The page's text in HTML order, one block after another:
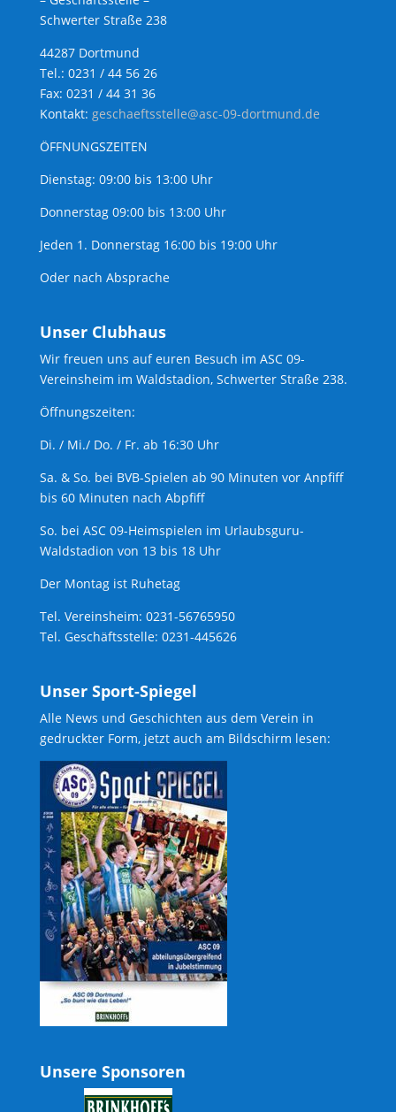
Schwerter Straße 238
44287 Dortmund
Tel.: 0231 / 44 56 26
Fax: 0231 / 44 31 36
Kontakt: geschaeftsstelle@asc-09-dortmund.de
ÖFFNUNGSZEITEN
Dienstag: 09:00 bis 13:00 Uhr
Donnerstag 09:00 bis 13:00 Uhr
Jeden 1. Donnerstag 16:00 bis 19:00 Uhr
Oder nach Absprache
Unser Clubhaus
Wir freuen uns auf euren Besuch im ASC 09-
Vereinsheim im Waldstadion, Schwerter Straße 238.
Öffnungszeiten:
Di. / Mi./ Do. / Fr. ab 16:30 Uhr
Sa. & So. bei BVB-Spielen ab 90 Minuten vor Anpfiff
bis 60 Minuten nach Abpfiff
So. bei ASC 09-Heimspielen im Urlaubsguru-
Waldstadion von 13 bis 18 Uhr
Der Montag ist Ruhetag
Tel. Vereinsheim: 0231-56765950
Tel. Geschäftsstelle: 0231-445626
Unser Sport-Spiegel
Alle News und Geschichten aus dem Verein in
gedruckter Form, jetzt auch am Bildschirm lesen:
Unsere Sponsoren